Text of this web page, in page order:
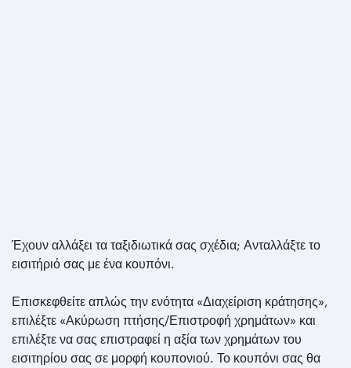
Έχουν αλλάξει τα ταξιδιωτικά σας σχέδια; Ανταλλάξτε το
εισιτήριό σας με ένα κουπόνι.
Επισκεφθείτε απλώς την ενότητα «Διαχείριση κράτησης»,
επιλέξτε «Ακύρωση πτήσης/Επιστροφή χρημάτων» και
επιλέξτε να σας επιστραφεί η αξία των χρημάτων του
εισιτηρίου σας σε μορφή κουπονιού. Το κουπόνι σας θα